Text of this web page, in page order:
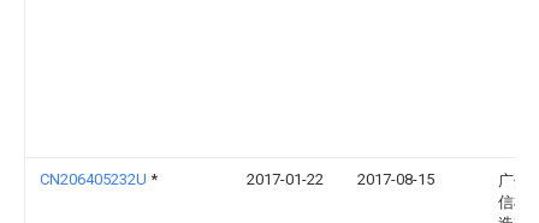
CN206405232U * 2017-01-22 2017-08-15
广州
信机